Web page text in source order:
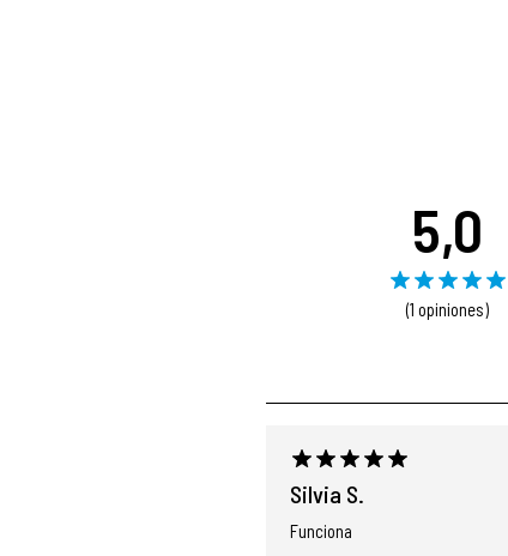
5,0
(1 opiniones)
Silvia S.
Funciona